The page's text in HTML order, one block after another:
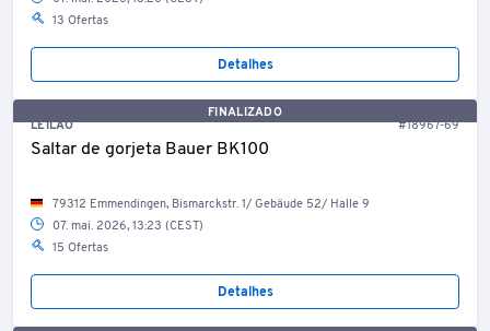
13 Ofertas
Detalhes
FINALIZADO
LEILÃO
#18967-69
Saltar de gorjeta Bauer BK100
79312 Emmendingen, Bismarckstr. 1/ Gebäude 52/ Halle 9
07. mai. 2026, 13:23 (CEST)
15 Ofertas
Detalhes